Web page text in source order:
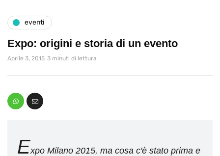
eventi
Expo: origini e storia di un evento
Aprile 3, 2015 3 minuti di lettura
Expo Milano 2015, ma cosa c'è stato prima e